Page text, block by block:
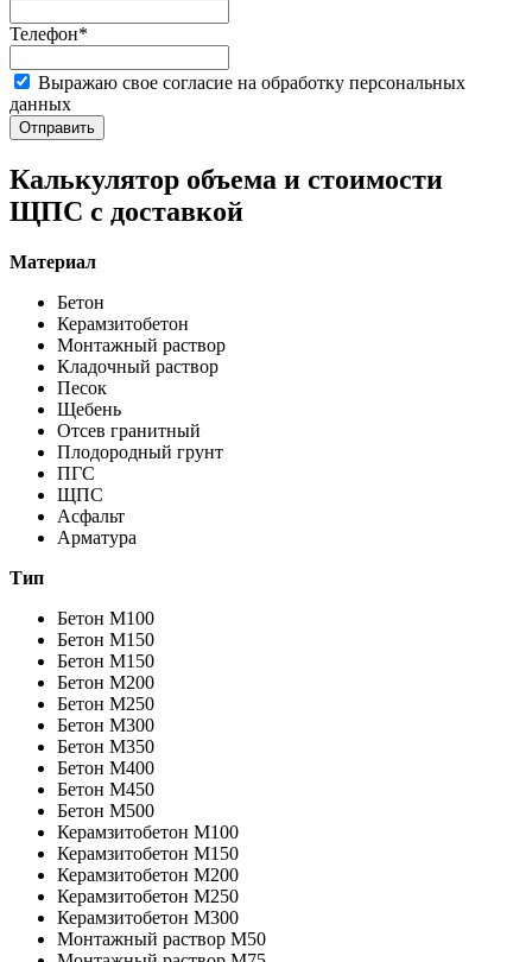
Телефон*
Выражаю свое согласие на обработку персональных
данных
Отправить
Калькулятор объема и стоимости
ЩПС с доставкой
Материал
Бетон
Керамзитобетон
Монтажный раствор
Кладочный раствор
Песок
Щебень
Отсев гранитный
Плодородный грунт
ПГС
ЩПС
Асфальт
Арматура
Тип
Бетон M100
Бетон M150
Бетон M150
Бетон M200
Бетон M250
Бетон M300
Бетон M350
Бетон M400
Бетон M450
Бетон M500
Керамзитобетон М100
Керамзитобетон М150
Керамзитобетон М200
Керамзитобетон М250
Керамзитобетон М300
Монтажный раствор М50